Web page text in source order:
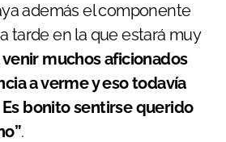
además el componente
tarde en la que estará muy
venir muchos aficionados
a verme y eso todavía
bonito sentirse querido
.